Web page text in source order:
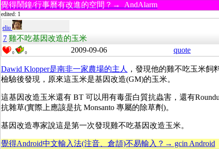
覺得鬧鐘/行事曆有改進的空間？→ AndAlarm
edited: 1
eliu
7 雞不吃基因改造的玉米
0 0 2009-09-06 quote
Dawid Klopper是南非一家農場的主人 ，發現他的雞不吃玉米飼
檢驗後發現，原來這玉米是基因改造(GM)的玉米。
這基因改造玉米還有 BT 可以用有毒蛋白質抗蟲害，還有
抗雜草(實際上應該是抗 Monsanto 專屬的除草劑)。
基因改造專家說這是第一次發現雞不吃基因改造玉米。
覺得Android中文輸入法(注音、倉頡)不易輸入？→ gcin Android